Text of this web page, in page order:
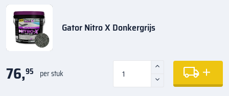
Gator Nitro X Donkergrijs
76,95 per stuk